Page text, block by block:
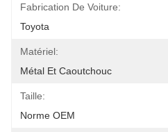
Fabrication De Voiture:
Toyota
Matériel:
Métal Et Caoutchouc
Taille:
Norme OEM